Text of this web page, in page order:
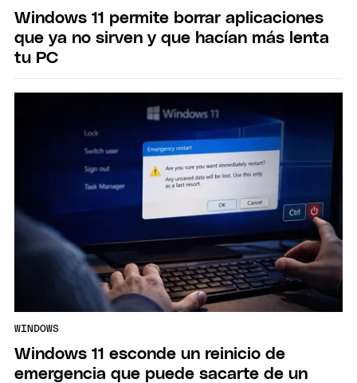
Windows 11 permite borrar aplicaciones
que ya no sirven y que hacían más lenta
tu PC
WINDOWS
Windows 11 esconde un reinicio de
emergencia que puede sacarte de un